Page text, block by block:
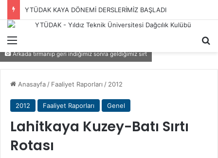
YTÜDAK KAYA DÖNEMİ DERSLERİMİZ BAŞLADI
Arkada tırmanıp geri indiğimiz sonra geldiğimiz sırt
Anasayfa / Faaliyet Raporları / 2012
2012 Faaliyet Raporları Genel
Lahitkaya Kuzey-Batı Sırtı
Rotası